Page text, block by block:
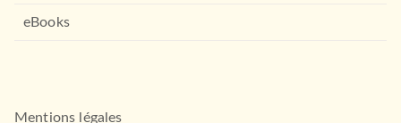
eBooks
Mentions légales